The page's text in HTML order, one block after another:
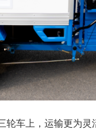
轮车上，运输更为灵